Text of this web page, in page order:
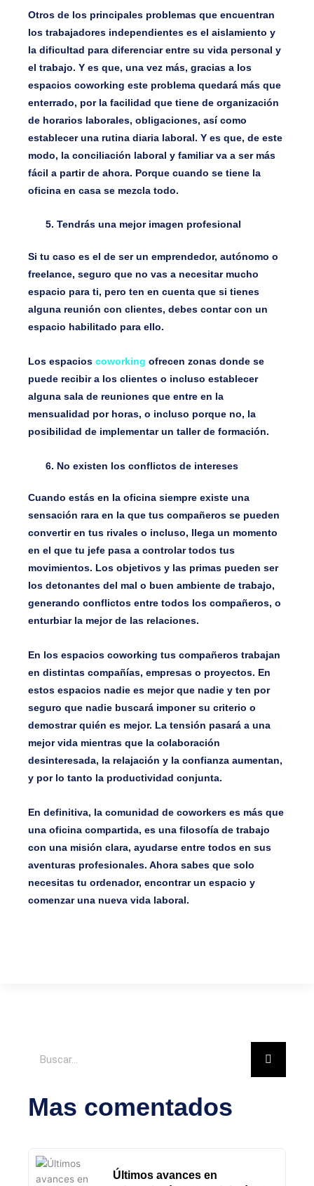
Otros de los principales problemas que encuentran
los trabajadores independientes es el aislamiento y
la dificultad para diferenciar entre su vida personal y
el trabajo. Y es que, una vez más, gracias a los
espacios coworking este problema quedará más que
enterrado, por la facilidad que tiene de organización
de horarios laborales, obligaciones, así como
establecer una rutina diaria laboral. Y es que, de este
modo, la conciliación laboral y familiar va a ser más
fácil a partir de ahora. Porque cuando se tiene la
oficina en casa se mezcla todo.
Tendrás una mejor imagen profesional
Si tu caso es el de ser un emprendedor, autónomo o
freelance, seguro que no vas a necesitar mucho
espacio para ti, pero ten en cuenta que si tienes
alguna reunión con clientes, debes contar con un
espacio habilitado para ello.
Los espacios coworking ofrecen zonas donde se
puede recibir a los clientes o incluso establecer
alguna sala de reuniones que entre en la
mensualidad por horas, o incluso porque no, la
posibilidad de implementar un taller de formación.
No existen los conflictos de intereses
Cuando estás en la oficina siempre existe una
sensación rara en la que tus compañeros se pueden
convertir en tus rivales o incluso, llega un momento
en el que tu jefe pasa a controlar todos tus
movimientos. Los objetivos y las primas pueden ser
los detonantes del mal o buen ambiente de trabajo,
generando conflictos entre todos los compañeros, o
enturbiar la mejor de las relaciones.
En los espacios coworking tus compañeros trabajan
en distintas compañías, empresas o proyectos. En
estos espacios nadie es mejor que nadie y ten por
seguro que nadie buscará imponer su criterio o
demostrar quién es mejor. La tensión pasará a una
mejor vida mientras que la colaboración
desinteresada, la relajación y la confianza aumentan,
y por lo tanto la productividad conjunta.
En definitiva, la comunidad de coworkers es más que
una oficina compartida, es una filosofía de trabajo
con una misión clara, ayudarse entre todos en sus
aventuras profesionales. Ahora sabes que solo
necesitas tu ordenador, encontrar un espacio y
comenzar una nueva vida laboral.
Mas comentados
Últimos avances en